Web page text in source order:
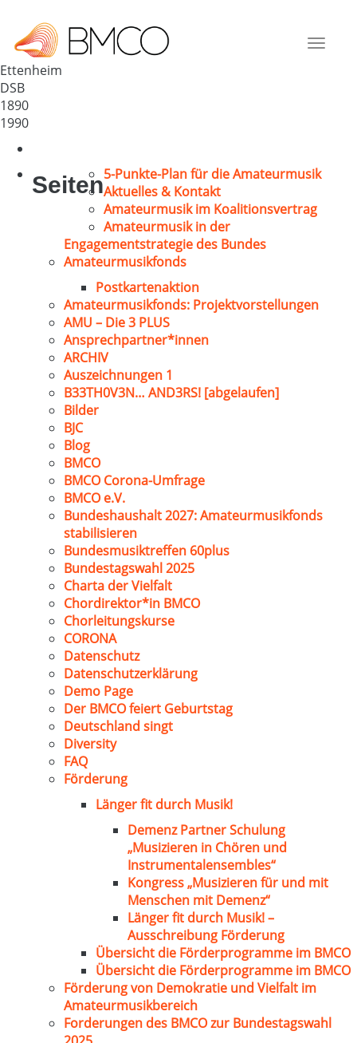
Toggle
Deutschland
77955
Ettenheim
DSB
1890
1990
Seiten5-Punkte-Plan für die Amateurmusik
Aktuelles & Kontakt
Amateurmusik im Koalitionsvertrag
Amateurmusik in der
Engagementstrategie des Bundes
Amateurmusikfonds
Postkartenaktion
Amateurmusikfonds: Projektvorstellungen
AMU – Die 3 PLUS
Ansprechpartner*innen
ARCHIV
Auszeichnungen 1
B33TH0V3N… AND3RS! [abgelaufen]
Bilder
BJC
Blog
BMCO
BMCO Corona-Umfrage
BMCO e.V.
Bundeshaushalt 2027: Amateurmusikfonds
stabilisieren
Bundesmusiktreffen 60plus
Bundestagswahl 2025
Charta der Vielfalt
Chordirektor*in BMCO
Chorleitungskurse
CORONA
Datenschutz
Datenschutzerklärung
Demo Page
Der BMCO feiert Geburtstag
Deutschland singt
Diversity
FAQ
Förderung
Länger fit durch Musik!
Demenz Partner Schulung
„Musizieren in Chören und
Instrumentalensembles“
Kongress „Musizieren für und mit
Menschen mit Demenz“
Länger fit durch Musik! –
Ausschreibung Förderung
Übersicht die Förderprogramme im BMCO
Übersicht die Förderprogramme im BMCO
Förderung von Demokratie und Vielfalt im
Amateurmusikbereich
Forderungen des BMCO zur Bundestagswahl